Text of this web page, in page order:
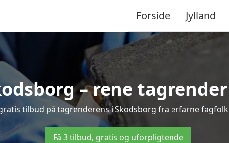
Forside Jylland
– rene
tilbud på tagrenderens i Skodsborg fra erfarne
Få 3 tilbud, gratis og uforpligtende